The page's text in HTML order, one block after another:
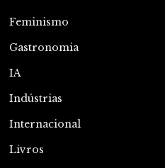
Feminismo
Gastronomia
IA
Indústrias
Internacional
Livros